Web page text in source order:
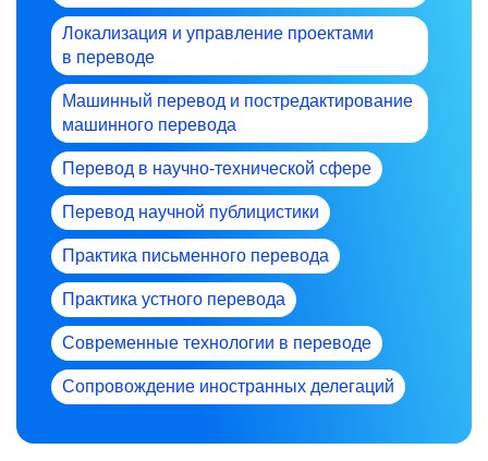
Локализация и управление проектами
в переводе
Машинный перевод и постредактирование
машинного перевода
Перевод в научно-технической сфере
Перевод научной публицистики
Практика письменного перевода
Практика устного перевода
Современные технологии в переводе
Сопровождение иностранных делегаций